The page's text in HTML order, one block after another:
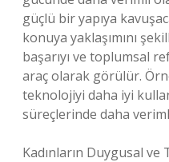
güçlü bir yapıya
konuya yaklaşımını
başarıyı ve toplumsal
araç olarak görülür.
teknolojiyi daha iyi
süreçlerinde daha
Kadınların Duygusal